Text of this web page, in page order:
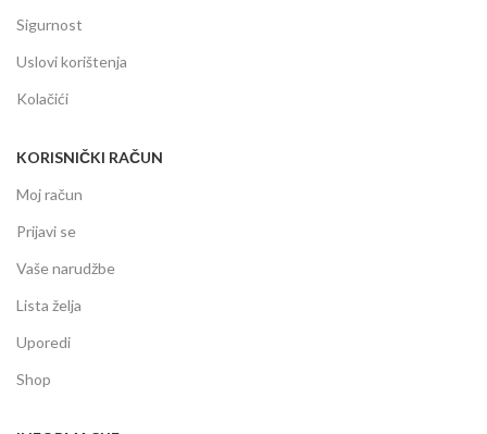
Sigurnost
Uslovi korištenja
Kolačići
KORISNIČKI RAČUN
Moj račun
Prijavi se
Vaše narudžbe
Lista želja
Uporedi
Shop